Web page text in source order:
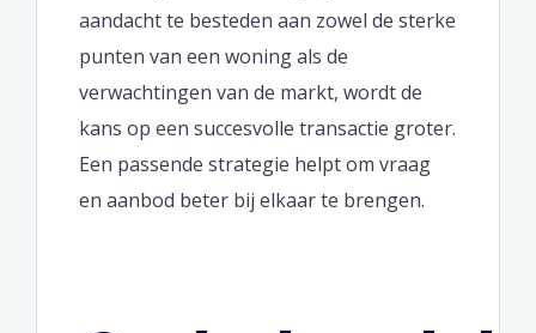
aandacht te besteden aan zowel de sterke
punten van een woning als de
verwachtingen van de markt, wordt de
kans op een succesvolle transactie groter.
Een passende strategie helpt om vraag
en aanbod beter bij elkaar te brengen.